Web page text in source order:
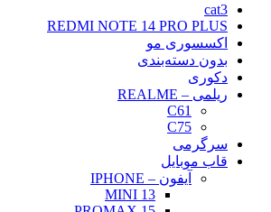
cat3
REDMI NOTE 14 PRO PLUS
اکسسوری مو
بدون دسته‌بندی
دکوری
ریلمی – REALME
C61
C75
سرگرمی
قاب موبایل
آیفون – IPHONE
13 MINI